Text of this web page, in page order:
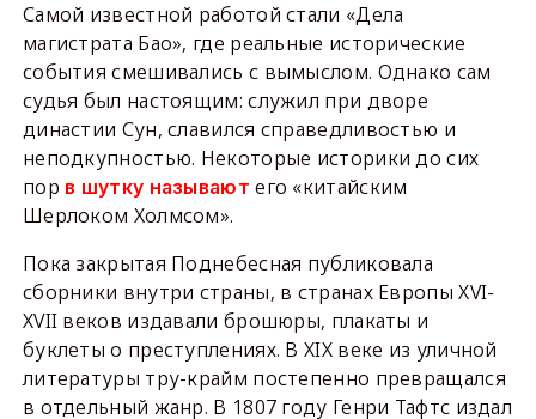
Самой известной работой стали «Дела
магистрата Бао», где реальные исторические
события смешивались с вымыслом. Однако сам
судья был настоящим: служил при дворе
династии Сун, славился справедливостью и
неподкупностью. Некоторые историки до сих
пор в шутку называют его «китайским
Шерлоком Холмсом».
Пока закрытая Поднебесная публиковала
сборники внутри страны, в странах Европы XVI-
XVII веков издавали брошюры, плакаты и
буклеты о преступлениях. В XIX веке из уличной
литературы тру-крайм постепенно превращался
в отдельный жанр. В 1807 году Генри Тафтс издал